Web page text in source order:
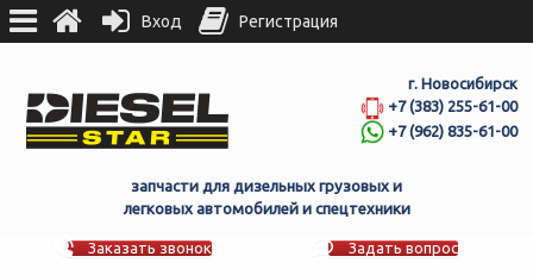
г. Новосибирск
+7 (383) 255-61-00
+7 (962) 835-61-00
запчасти для дизельных грузовых и
легковых автомобилей и спецтехники
Заказать звонок Задать вопрос
Вход Регистрация